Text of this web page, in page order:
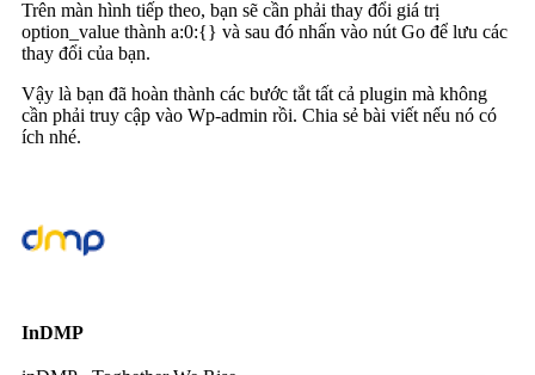
Trên màn hình tiếp theo, bạn sẽ cần phải thay đổi giá trị
option_value thành a:0:{} và sau đó nhấn vào nút Go để lưu các
thay đổi của bạn.
Vậy là bạn đã hoàn thành các bước tắt tất cả plugin mà không
cần phải truy cập vào Wp-admin rồi. Chia sẻ bài viết nếu nó có
ích nhé.
InDMP